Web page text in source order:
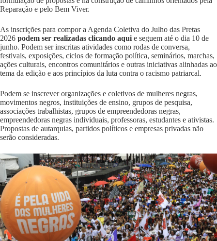
Reparação e pelo Bem Viver.
As inscrições para compor a Agenda Coletiva do Julho das Pretas
2026 podem ser realizadas clicando aqui e seguem até o dia 10 de
junho. Podem ser inscritas atividades como rodas de conversa,
festivais, exposições, ciclos de formação política, seminários, marchas,
ações culturais, encontros comunitários e outras iniciativas alinhadas ao
tema da edição e aos princípios da luta contra o racismo patriarcal.
Podem se inscrever organizações e coletivos de mulheres negras,
movimentos negros, instituições de ensino, grupos de pesquisa,
associações trabalhistas, grupos de empreendedoras negras,
empreendedoras negras individuais, professoras, estudantes e ativistas.
Propostas de autarquias, partidos políticos e empresas privadas não
serão consideradas.